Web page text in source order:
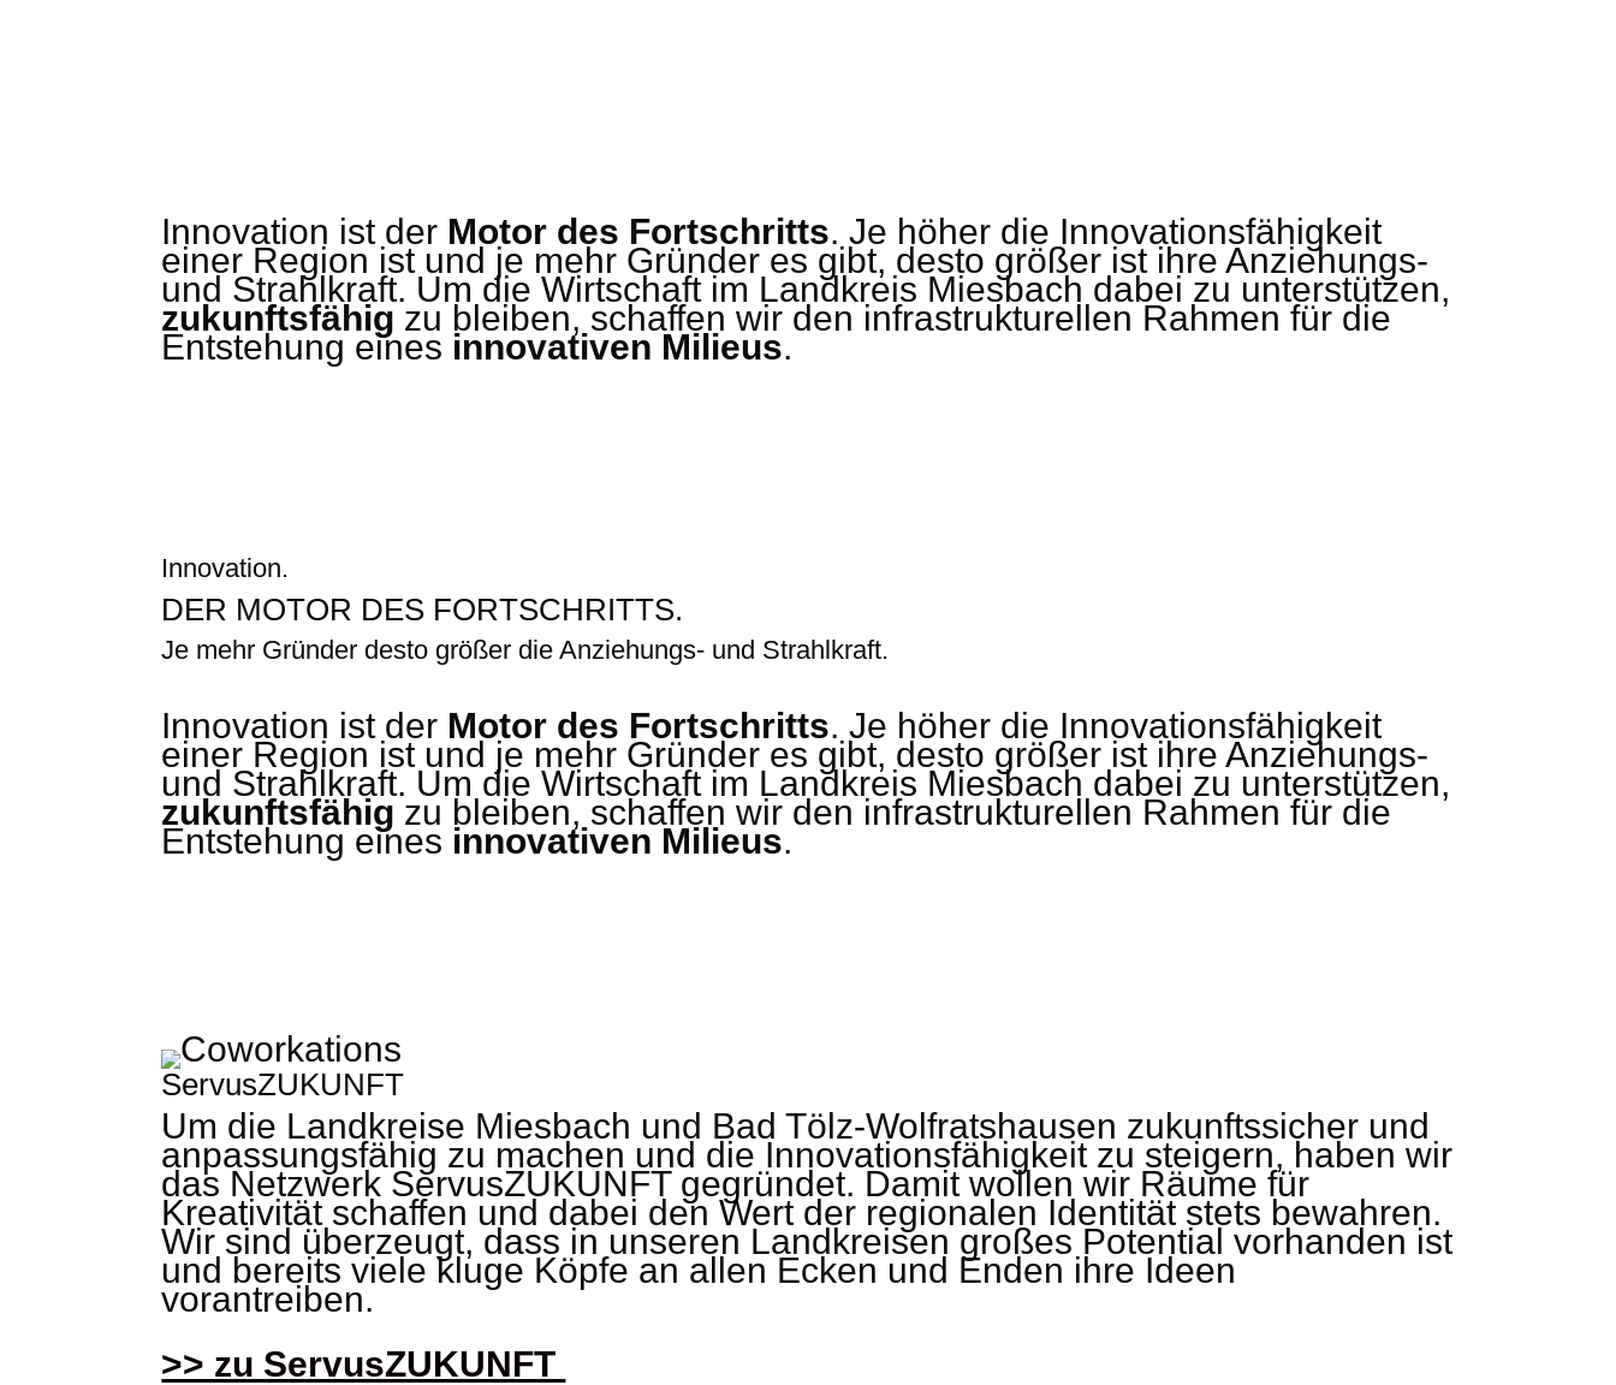
Innovation ist der Motor des Fortschritts. Je höher die Innovationsfähigkeit
einer Region ist und je mehr Gründer es gibt, desto größer ist ihre Anziehungs-
und Strahlkraft. Um die Wirtschaft im Landkreis Miesbach dabei zu unterstützen,
zukunftsfähig zu bleiben, schaffen wir den infrastrukturellen Rahmen für die
Entstehung eines innovativen Milieus.
Innovation.
DER MOTOR DES FORTSCHRITTS.
Je mehr Gründer desto größer die Anziehungs- und Strahlkraft.
Innovation ist der Motor des Fortschritts. Je höher die Innovationsfähigkeit
einer Region ist und je mehr Gründer es gibt, desto größer ist ihre Anziehungs-
und Strahlkraft. Um die Wirtschaft im Landkreis Miesbach dabei zu unterstützen,
zukunftsfähig zu bleiben, schaffen wir den infrastrukturellen Rahmen für die
Entstehung eines innovativen Milieus.
ServusZUKUNFT
Um die Landkreise Miesbach und Bad Tölz-Wolfratshausen zukunftssicher und
anpassungsfähig zu machen und die Innovationsfähigkeit zu steigern, haben wir
das Netzwerk ServusZUKUNFT gegründet. Damit wollen wir Räume für
Kreativität schaffen und dabei den Wert der regionalen Identität stets bewahren.
Wir sind überzeugt, dass in unseren Landkreisen großes Potential vorhanden ist
und bereits viele kluge Köpfe an allen Ecken und Enden ihre Ideen
vorantreiben.
>> zu ServusZUKUNFT